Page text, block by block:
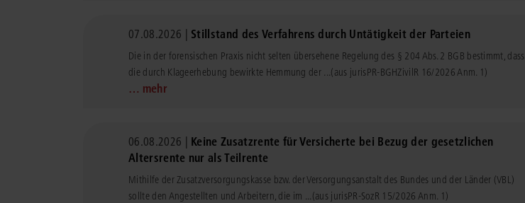
Medizinrecht
07.08.2026 | Stillstand des Verfahrens durch Untätigkeit der Parteien
Die in der forensischen Praxis nicht selten übersehene Regelung des § 204 Abs. 2 BGB bestimmt, dass
die durch Klageerhebung bewirkte Hemmung der ...(aus jurisPR-BGHZivilR 16/2026 Anm. 1)
… mehr
06.08.2026 | Keine Zusatzrente für Versicherte bei Bezug der gesetzlichen
Altersrente nur als Teilrente
Mithilfe der Zusatzversorgungskasse bzw. der Versorgungsanstalt des Bundes und der Länder (VBL)
sollte den Angestellten und Arbeitern, die im ...(aus jurisPR-SozR 15/2026 Anm. 1)